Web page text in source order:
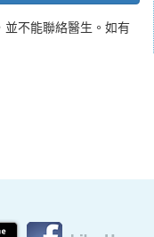
不能聯絡醫生。如有